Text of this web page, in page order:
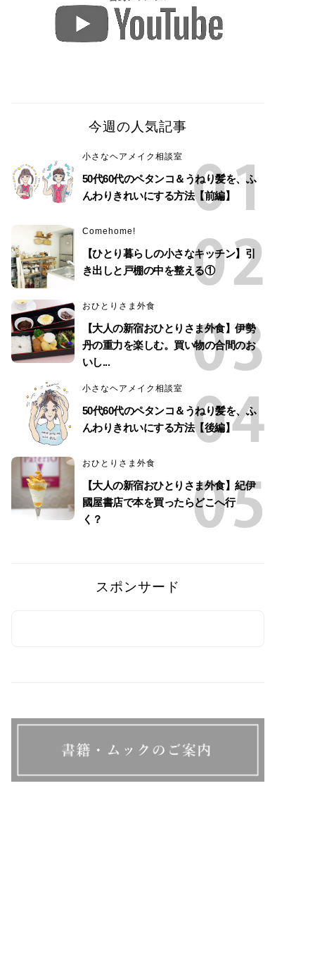
今週の人気記事
小さなヘアメイク相談室
50代60代のペタンコ＆うねり髪を、ふ
んわりきれいにする方法【前編】
Comehome!
【ひとり暮らしの小さなキッチン】引
き出しと戸棚の中を整える①
おひとりさま外食
【大人の新宿おひとりさま外食】伊勢
丹の重力を楽しむ。買い物の合間のお
いし...
小さなヘアメイク相談室
50代60代のペタンコ＆うねり髪を、ふ
んわりきれいにする方法【後編】
おひとりさま外食
【大人の新宿おひとりさま外食】紀伊
國屋書店で本を買ったらどこへ行
く？
スポンサード